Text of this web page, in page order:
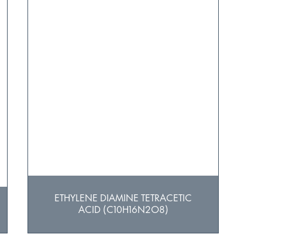
ETHYLENE DIAMINE TETRACETIC
ACID (C10H16N2O8)